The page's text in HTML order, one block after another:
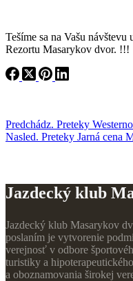
Tešíme sa na Vašu
Rezortu Masarykov dvor. !!!
Predchádz. Preteky
Nasled. Preteky Jarná cena
Jazdecký klub
Jazdecký klub Masarykov
poslaním je vytvorenie
verejnosť v odbore
turistiky a
a oboznamovania širokej